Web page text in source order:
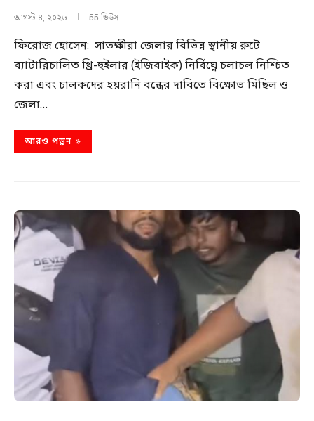
আগস্ট ৪, ২০২৬ 55 ভিউস
ফিরোজ হোসেন: সাতক্ষীরা জেলার বিভিন্ন স্থানীয় রুটে
ব্যাটারিচালিত থ্রি-হুইলার (ইজিবাইক) নির্বিঘ্নে চলাচল নিশ্চিত
করা এবং চালকদের হয়রানি বন্ধের দাবিতে বিক্ষোভ মিছিল ও
জেলা…
আরও পড়ুন